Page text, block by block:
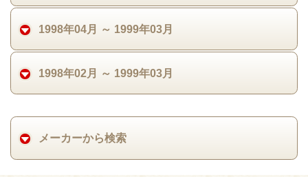
1998年04月 ～ 1999年03月
1998年02月 ～ 1999年03月
メーカーから検索